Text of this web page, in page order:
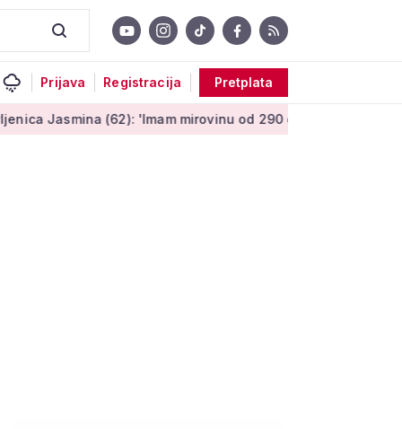
Prijava Registracija Pretplata
(62): 'Imam mirovinu od 290 eura, a dobijem i socijalnu